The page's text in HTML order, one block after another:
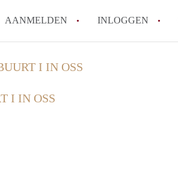
AANMELDEN INLOGGEN
I IN OSS
I IN OSS